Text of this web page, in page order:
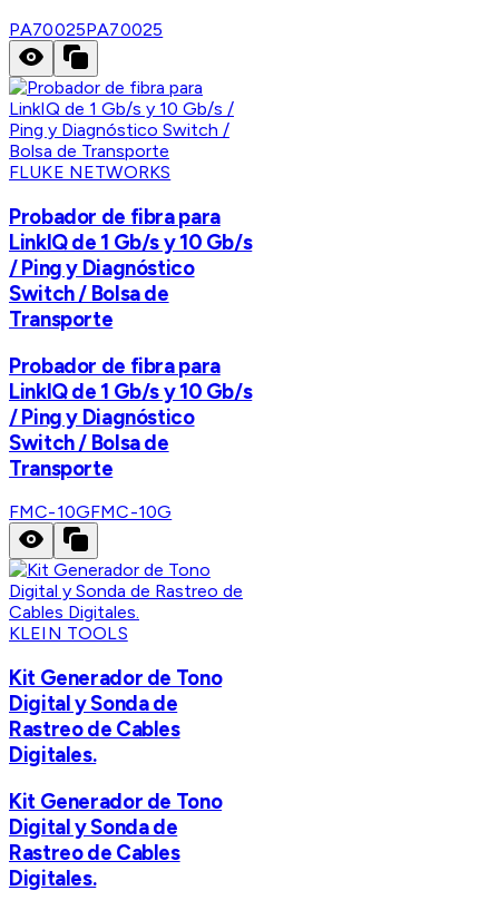
PA70025PA70025
FLUKE NETWORKS
Probador de fibra para
LinkIQ de 1 Gb/s y 10 Gb/s
/ Ping y Diagnóstico
Switch / Bolsa de
Transporte
Probador de fibra para
LinkIQ de 1 Gb/s y 10 Gb/s
/ Ping y Diagnóstico
Switch / Bolsa de
Transporte
FMC-10GFMC-10G
KLEIN TOOLS
Kit Generador de Tono
Digital y Sonda de
Rastreo de Cables
Digitales.
Kit Generador de Tono
Digital y Sonda de
Rastreo de Cables
Digitales.